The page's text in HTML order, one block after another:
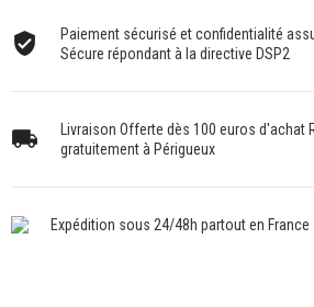
Paiement sécurisé et confidentialité
Sécure répondant à la directive DSP2
Livraison Offerte dès 100 euros d'achat
gratuitement à Périgueux
Expédition sous 24/48h partout en France